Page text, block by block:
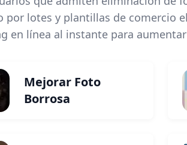
lotes y plantillas de comercio
en línea al instante para
Mejorar Foto
Borrosa